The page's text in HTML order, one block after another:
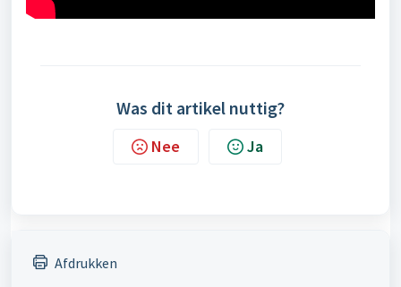
Was dit artikel nuttig?
Nee Ja
Afdrukken